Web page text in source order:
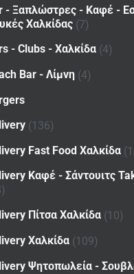
- Ξαπλώστρες - Καφέ -
Χαλκίδας (7)
- Clubs - Χαλκίδα (4)
Bar - Λίμνη (4)
(136)
Fast Food Χαλκίδα
Καφέ - Σάντουιτς
Πίτσα Χαλκίδα (10)
Χαλκίδα (109)
Ψητοπωλεία -